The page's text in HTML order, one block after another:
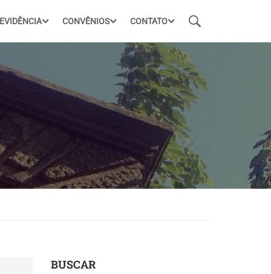
CONVÊNIOS CONTATO
BUSCAR